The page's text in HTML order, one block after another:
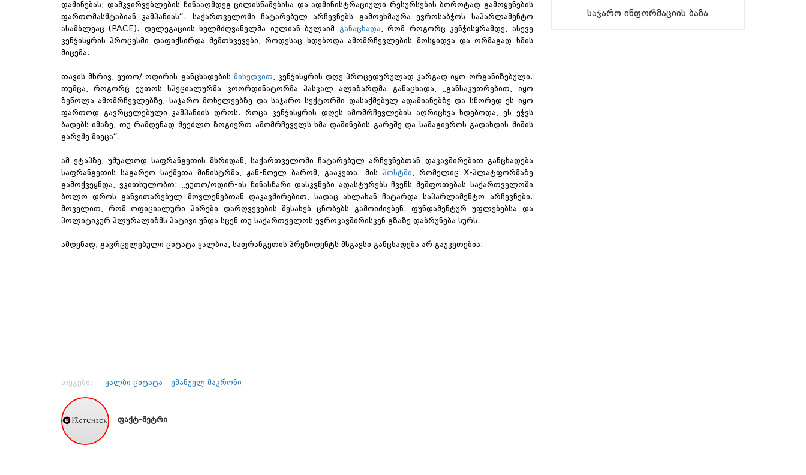
დაშინებას; დამკვირვებლების წინააღმდეგ ცილისწამებისა და ადმინისტრაციული რესურსების ბოროტად გამოყენების
ფართომასშტაბიან კამპანიას“. საქართველოში ჩატარებულ არჩევნებს გამოეხმაურა ევროსაბჭოს საპარლამენტო
ასამბლეაც (PACE). დელეგაციის ხელმძღვანელმა იულიან ბულაიმ განაცხადა, რომ როგორც კენჭისყრამდე, ასევე
კენჭისყრის პროცესში დაფიქსირდა შემთხვევები, როდესაც ხდებოდა ამომრჩევლების მოსყიდვა და ორმაგად ხმის
მიცემა.
თავის მხრივ, ეუთო/ ოდირის განცხადების მიხედვით, კენჭისყრის დღე პროცედურულად კარგად იყო ორგანიზებული.
თუმცა, როგორც ეუთოს სპეციალურმა კოორდინატორმა პასკალ ალიზარდმა განაცხადა, „განსაკუთრებით, იყო
ზეწოლა ამომრჩევლებზე, საჯარო მოხელეებზე და საჯარო სექტორში დასაქმებულ ადამიანებზე და სწორედ ეს იყო
ფართოდ გავრცელებული კამპანიის დროს. როცა კენჭისყრის დღეს ამომრჩევლების აღრიცხვა ხდებოდა, ეს ეჭვს
ბადებს იმაზე, თუ რამდენად შეეძლო ზოგიერთ ამომრჩეველს ხმა დაშინების გარეშე და სამაგიეროს გადახდის შიშის
გარეშე მიეცა“.
ამ ეტაპზე, უშუალოდ საფრანგეთის მხრიდან, საქართველოში ჩატარებულ არჩევნებთან დაკავშირებით განცხადება
საფრანგეთის საგარეო საქმეთა მინისტრმა, ჟან-ნოელ ბარომ, გააკეთა. მის პოსტში, რომელიც X-პლატფორმაზე
გამოქვეყნდა, ვკითხულობთ: „ეუთო/ოდირ-ის წინასწარი დასკვნები ადასტურებს ჩვენს შეშფოთებას საქართველოში
ბოლო დროს განვითარებულ მოვლენებთან დაკავშირებით, სადაც ახლახან ჩატარდა საპარლამენტო არჩევნები.
მოველით, რომ ოფიციალური პირები დარღვევების შესახებ ცნობებს გამოიძიებენ. ფუნდამენტურ უფლებებსა და
პოლიტიკურ პლურალიზმს პატივი უნდა სცენ თუ საქართველოს ევროკავშირისკენ გზაზე დაბრუნება სურს.
ამდენად, გავრცელებული ციტატა ყალბია, საფრანგეთის პრეზიდენტს მსგავსი განცხადება არ გაუკეთებია.
თეგები: ყალბი ციტატა ემანუელ მაკრონი
ფაქტ-მეტრი
საჯარო ინფორმაციის ბაზა